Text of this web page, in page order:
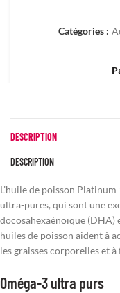
Catégories :
DESCRIPTION
DESCRIPTION
L’huile de poisson
ultra-pures, qui sont une
docosahexaénoïque (DHA)
huiles de poisson aident à
les graisses corporelles et
Oméga-3 ultra purs